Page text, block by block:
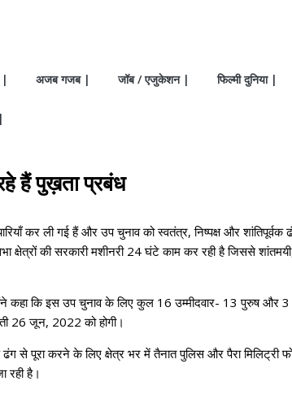
| अजब गजब | जॉब / एजुकेशन | फिल्मी दुनिया |
हैं पुख़ता प्रबंध
कर ली गई हैं और उप चुनाव को स्वतंत्र, निष्पक्ष और
क्षेत्रों की सरकारी मशीनरी 24 घंटे काम कर रही है जिससे
कि इस उप चुनाव के लिए कुल 16 उम्मीदवार- 13 पुरुष और 3
26 जून, 2022 को होगी।
से पूरा करने के लिए क्षेत्र भर में तैनात पुलिस और पैरा मिलिट्री
रही है।